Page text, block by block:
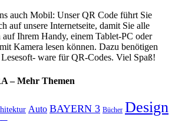
auch Mobil: Unser QR Code führt Sie
auf unsere Internetseite, damit Sie alle
Ihrem Handy, einem Tablet-PC oder
Kamera lesen können. Dazu benötigen
ware für QR-Codes. Viel Spaß!
– Mehr Themen
Auto BAYERN 3 Bücher Design